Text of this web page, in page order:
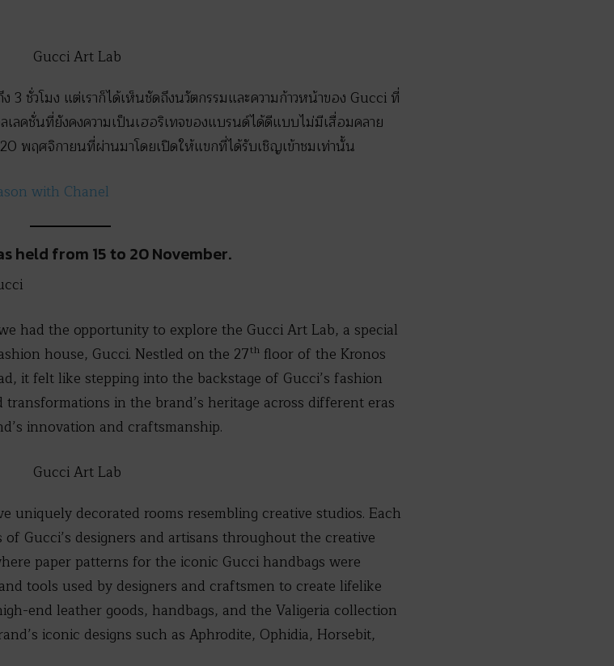
3 ชั่วโมง แต่เราก็ได้เห็นชัดถึงนวัตกรรมและความก้าวหน้าของ Gucci ที่
ลคชั่นที่ยังคงความเป็นเฮอริเทจของแบรนด์ได้ดีแบบไม่มีเสื่อมคลาย
พฤศจิกายนที่ผ่านมาโดยเปิดให้แขกที่ได้รับเชิญเข้าชมเท่านั้น
with Chanel
from 15 to 20 November.
had the opportunity to explore the Gucci Art Lab, a special
house, Gucci. Nestled on the 27th floor of the Kronos
it felt like stepping into the backstage of Gucci’s fashion
in the brand’s heritage across different eras
innovation and craftsmanship.
uniquely decorated rooms resembling creative studios. Each
Gucci’s designers and artisans throughout the creative
paper patterns for the iconic Gucci handbags were
tools used by designers and craftsmen to create lifelike
end leather goods, handbags, and the Valigeria collection
iconic designs such as Aphrodite, Ophidia, Horsebit,